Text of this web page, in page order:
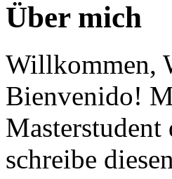
Über mich
Willkommen,
Bienvenido!
schreibe